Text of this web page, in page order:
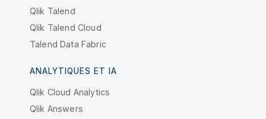
Qlik Talend
Qlik Talend Cloud
Talend Data Fabric
ANALYTIQUES ET IA
Qlik Cloud Analytics
Qlik Answers